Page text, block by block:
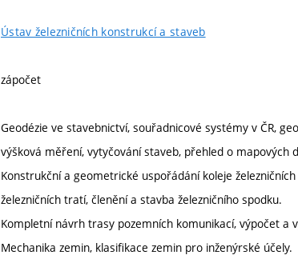
Ústav železničních konstrukcí a staveb
zápočet
Geodézie ve stavebnictví, souřadnicové systémy v ČR,
výšková měření, vytyčování staveb, přehled o mapových
Konstrukční a geometrické uspořádání koleje
železničních tratí, členění a stavba železničního spodku.
Kompletní návrh trasy pozemních komunikací, výpočet a
Mechanika zemin, klasifikace zemin pro inženýrské účely.